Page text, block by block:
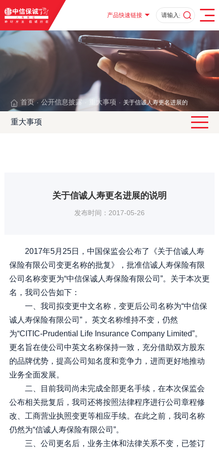
产品快速链接
首页 · 公开信息披露 重大事项 · 关于信诚人寿更名进展的说明
重大事项
关于信诚人寿更名进展的说明
发布时间：2017-05-26
2017年5月25日，中国保监会公布了《关于信诚人寿
保险有限公司变更名称的批复》，批准信诚人寿保险有限
公司名称变更为“中信保诚人寿保险有限公司”。关于本次更
名，我司公告如下：
一、我司拟变更中文名称，变更后公司名称为“中信保
诚人寿保险有限公司”， 英文名称维持不变，仍然
为“CITIC-Prudential Life Insurance Company Limited”。
更名旨在使公司中英文名称保持一致，充分借助双方股东
的品牌优势，提高公司知名度和竞争力，进而更好地推动
业务全面发展。
二、目前我司尚未完成全部更名手续，在本次保监会
公布相关批复后，我司还将按照法律程序进行公司章程修
改、工商营业执照变更等相应手续。在此之前，我司名称
仍然为“信诚人寿保险有限公司”。
三、公司更名后，业务主体和法律关系不变，已签订